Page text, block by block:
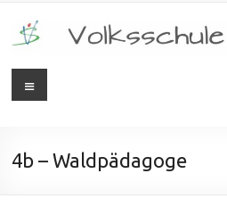
Inhalt
springen
Volksschule
Menü
4b – Waldpädagoge